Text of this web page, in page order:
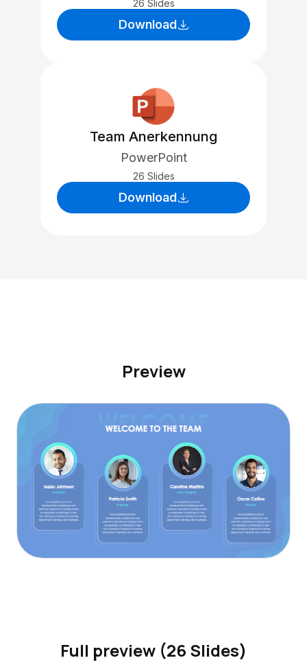
26 Slides
Download
Team Anerkennung
PowerPoint
26 Slides
Download
Preview
Full preview (26 Slides)